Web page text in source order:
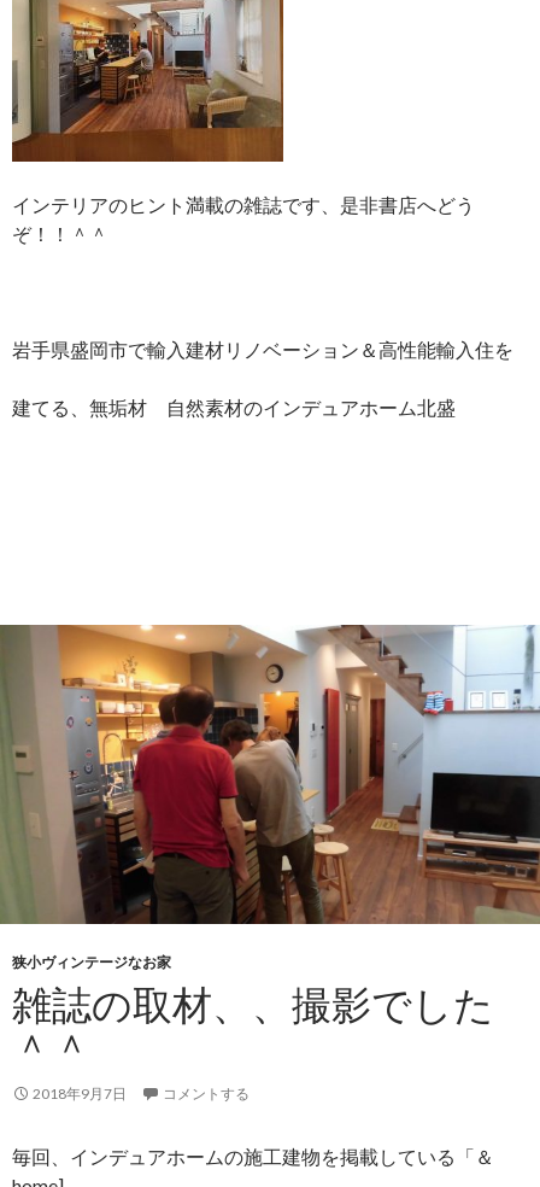
インテリアのヒント満載の雑誌です、是非書店へどう
ぞ！！＾＾
岩手県盛岡市で輸入建材リノベーション＆高性能輸入住を
建てる、無垢材 自然素材のインデュアホーム北盛
狭小ヴィンテージなお家
雑誌の取材、、撮影でした
＾＾
2018年9月7日 コメントする
毎回、インデュアホームの施工建物を掲載している「＆